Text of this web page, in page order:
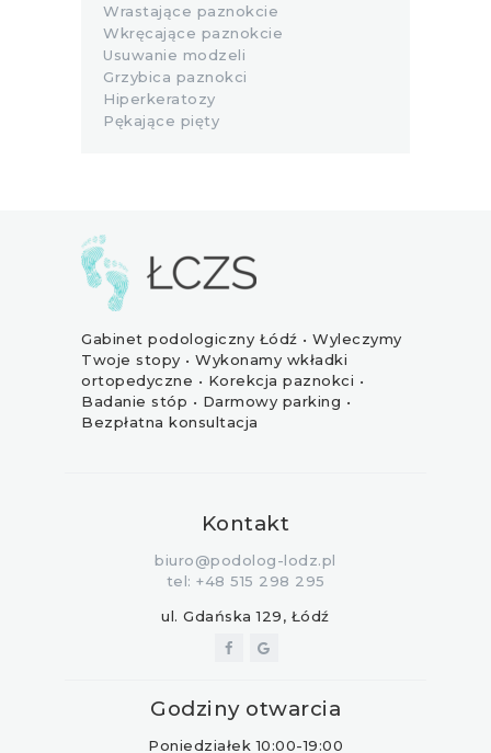
Wrastające paznokcie
Wkręcające paznokcie
Usuwanie modzeli
Grzybica paznokci
Hiperkeratozy
Pękające pięty
Gabinet podologiczny Łódź • Wyleczymy
Twoje stopy • Wykonamy wkładki
ortopedyczne • Korekcja paznokci •
Badanie stóp • Darmowy parking •
Bezpłatna konsultacja
Kontakt
biuro@podolog-lodz.pl
tel: +48 515 298 295
ul. Gdańska 129, Łódź
Godziny otwarcia
Poniedziałek 10:00-19:00